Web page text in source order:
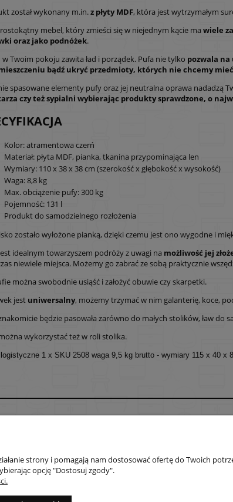
został wykonany m.in.z płyty MDF, która jest wytrzymałym
mebel, który zmieści się w niejednym kącie ma wiele
oraz jako podnóżek.
w Twoim pokoju zawita ład i porządek. Pufa nie tylko pozwala
bądź ukryć przedmioty, których nie chcemy
spasowane elementy pufy oraz jej neutralna oprawa nadadzą
czy też sypialni wybierając produkty sprawdzone, o
Kolor: atramentowa czerń
Materiał: płyta MDF, pianka, tkanina przypominająca len
Wymiary: 110 x 38 x 38 cm (szerokość x głębokość x wysokość)
Waga: 8,8 kg
Max. obciążenie pufy: 300 kg
Pojemność: 131 l
Produkt do samodzielnego rozłożenia
zostało wyłożone pianką, dzięki czemu jest ono wygodne i
idealnym towarzyszem podróży z uwagi na możliwość jej
niewiele miejsca. Możemy go zabrać ze sobą praktycznie
można swobodnie usiąść i założyć obuwie czy skarpetki.
jest uniwersalny, możemy trzymać w nim galanterię, koce,
będzie pasowała zarówno do małych stolików, ław
wykorzystać też w roli stolika.
1 x SKU 2508 waga 9,5 kg brutto - wymiary 115 x 40 x
Czas i koszty dostawy
Czas realizacji zamówienia
strony i pomagają nam dostosować ofertę do Twoich
opcję "Dostosuj zgody".